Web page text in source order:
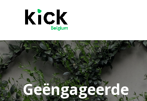
Geëngageerde